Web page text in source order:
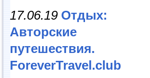
17.06.19 Отдых:
Авторские
путешествия.
ForeverTravel.club